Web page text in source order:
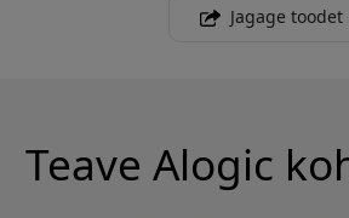
Jagage toodet
Teave Alogic